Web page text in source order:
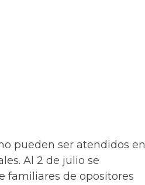
pueden ser atendidos en
Al 2 de julio se
familiares de opositores